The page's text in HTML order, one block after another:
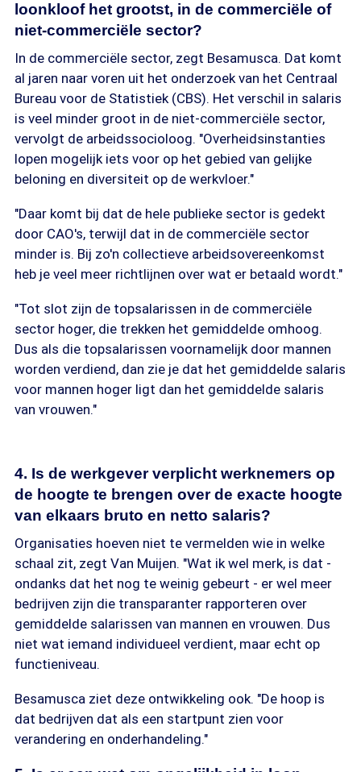
loonkloof het grootst, in de commerciële of
niet-commerciële sector?
In de commerciële sector, zegt Besamusca. Dat komt
al jaren naar voren uit het onderzoek van het Centraal
Bureau voor de Statistiek (CBS). Het verschil in salaris
is veel minder groot in de niet-commerciële sector,
vervolgt de arbeidssocioloog. "Overheidsinstanties
lopen mogelijk iets voor op het gebied van gelijke
beloning en diversiteit op de werkvloer."
"Daar komt bij dat de hele publieke sector is gedekt
door CAO's, terwijl dat in de commerciële sector
minder is. Bij zo'n collectieve arbeidsovereenkomst
heb je veel meer richtlijnen over wat er betaald wordt."
"Tot slot zijn de topsalarissen in de commerciële
sector hoger, die trekken het gemiddelde omhoog.
Dus als die topsalarissen voornamelijk door mannen
worden verdiend, dan zie je dat het gemiddelde salaris
voor mannen hoger ligt dan het gemiddelde salaris
van vrouwen."
4. Is de werkgever verplicht werknemers op
de hoogte te brengen over de exacte hoogte
van elkaars bruto en netto salaris?
Organisaties hoeven niet te vermelden wie in welke
schaal zit, zegt Van Muijen. "Wat ik wel merk, is dat -
ondanks dat het nog te weinig gebeurt - er wel meer
bedrijven zijn die transparanter rapporteren over
gemiddelde salarissen van mannen en vrouwen. Dus
niet wat iemand individueel verdient, maar echt op
functieniveau.
Besamusca ziet deze ontwikkeling ook. "De hoop is
dat bedrijven dat als een startpunt zien voor
verandering en onderhandeling."